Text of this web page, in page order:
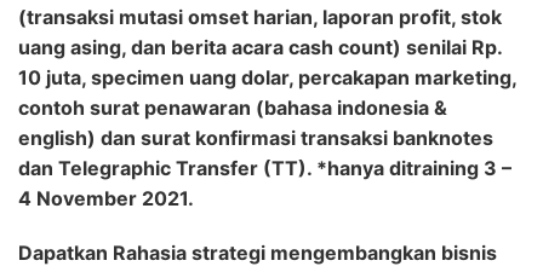
(transaksi mutasi omset harian, laporan profit, stok
uang asing, dan berita acara cash count) senilai Rp.
10 juta, specimen uang dolar, percakapan marketing,
contoh surat penawaran (bahasa indonesia &
english) dan surat konfirmasi transaksi banknotes
dan Telegraphic Transfer (TT). *hanya ditraining 3 –
4 November 2021.
Dapatkan Rahasia strategi mengembangkan bisnis